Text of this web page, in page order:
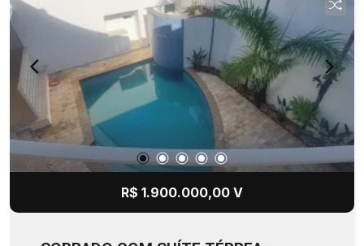
R$ 1.900.000,00 V